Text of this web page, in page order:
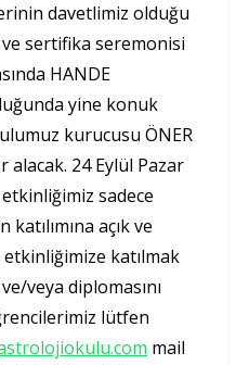
davetlimiz olduğu
sertifika seremonisi
HANDE
yine konuk
kurucusu ÖNER
alacak. 24 Eylül Pazar
sadece
açık ve
katılmak
veya diplomasını
lütfen
mail